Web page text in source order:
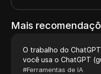
Mais
O trabalho do
você usa o ChatGPT
#Ferramentas de IA